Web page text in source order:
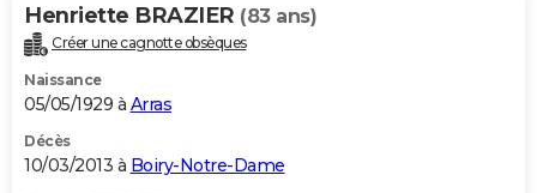
Henriette BRAZIER (83 ans)
Créer une cagnotte obsèques
Naissance
05/05/1929 à Arras
Décès
10/03/2013 à Boiry-Notre-Dame